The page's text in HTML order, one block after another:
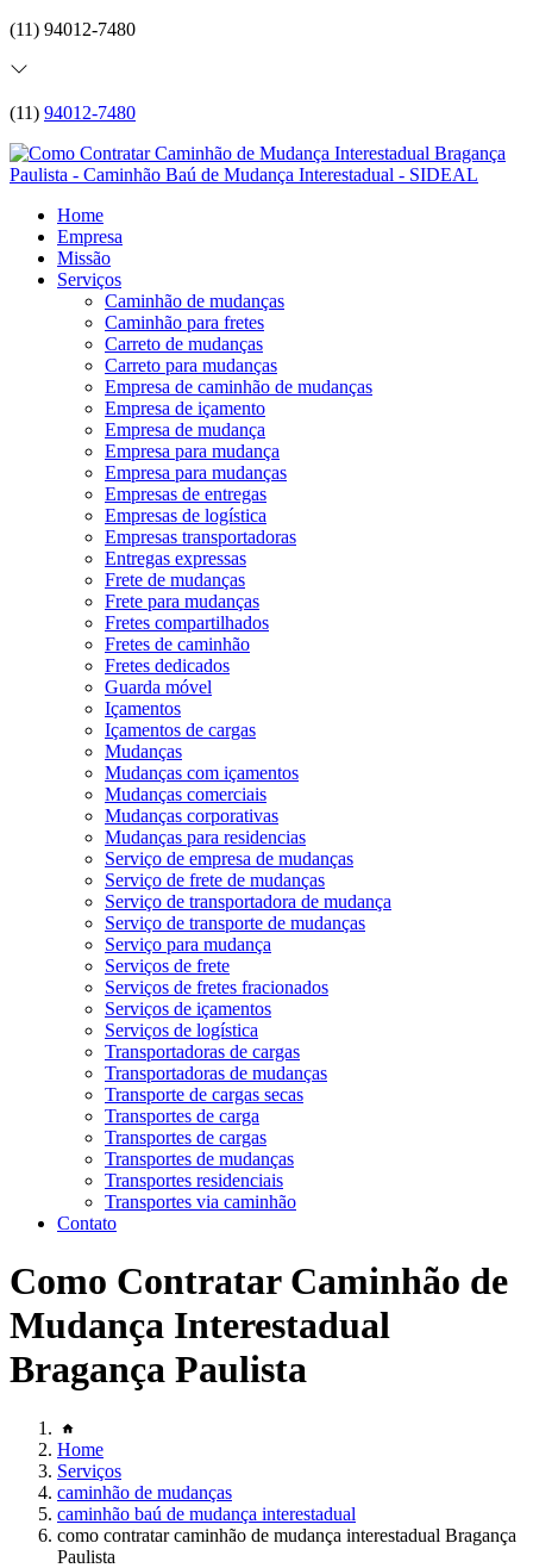
(11) 94012-7480
(11) 94012-7480
Home
Empresa
Missão
Serviços
Caminhão de mudanças
Caminhão para fretes
Carreto de mudanças
Carreto para mudanças
Empresa de caminhão de mudanças
Empresa de içamento
Empresa de mudança
Empresa para mudança
Empresa para mudanças
Empresas de entregas
Empresas de logística
Empresas transportadoras
Entregas expressas
Frete de mudanças
Frete para mudanças
Fretes compartilhados
Fretes de caminhão
Fretes dedicados
Guarda móvel
Içamentos
Içamentos de cargas
Mudanças
Mudanças com içamentos
Mudanças comerciais
Mudanças corporativas
Mudanças para residencias
Serviço de empresa de mudanças
Serviço de frete de mudanças
Serviço de transportadora de mudança
Serviço de transporte de mudanças
Serviço para mudança
Serviços de frete
Serviços de fretes fracionados
Serviços de içamentos
Serviços de logística
Transportadoras de cargas
Transportadoras de mudanças
Transporte de cargas secas
Transportes de carga
Transportes de cargas
Transportes de mudanças
Transportes residenciais
Transportes via caminhão
Contato
Como Contratar Caminhão de
Mudança Interestadual
Bragança Paulista
Home
Serviços
caminhão de mudanças
caminhão baú de mudança interestadual
como contratar caminhão de mudança interestadual Bragança
Paulista